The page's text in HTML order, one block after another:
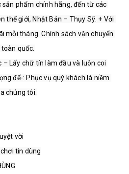
sản phẩm chính hãng, đến từ các
thế giới, Nhật Bản – Thụy Sỹ. + Với
mỗi tháng. Chính sách vận chuyển
quốc.
– Lấy chữ tín làm đầu và luôn coi
đế-: Phục vụ quý khách là niềm
chúng tôi.
vời
tin dùng